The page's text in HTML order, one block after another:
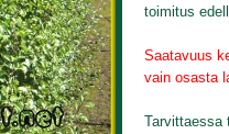
toimitus
Saatavuus
vain osasta
Tarvittaessa